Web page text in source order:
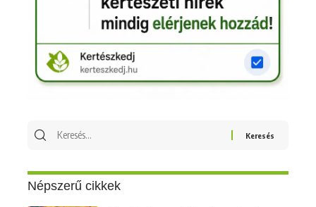
Keresés
Népszerű cikkek